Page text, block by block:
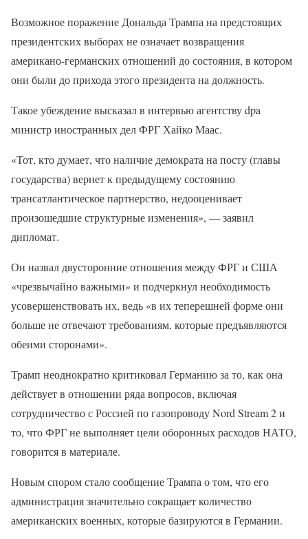
Возможное поражение Дональда Трампа на предстоящих
президентских выборах не означает возвращения
американо-германских отношений до состояния, в котором
они были до прихода этого президента на должность.
Такое убеждение высказал в интервью агентству dpa
министр иностранных дел ФРГ Хайко Маас.
«Тот, кто думает, что наличие демократа на посту (главы
государства) вернет к предыдущему состоянию
трансатлантическое партнерство, недооценивает
произошедшие структурные изменения», — заявил
дипломат.
Он назвал двусторонние отношения между ФРГ и США
«чрезвычайно важными» и подчеркнул необходимость
усовершенствовать их, ведь «в их теперешней форме они
больше не отвечают требованиям, которые предъявляются
обеими сторонами».
Трамп неоднократно критиковал Германию за то, как она
действует в отношении ряда вопросов, включая
сотрудничество с Россией по газопроводу Nord Stream 2 и
то, что ФРГ не выполняет цели оборонных расходов НАТО,
говорится в материале.
Новым спором стало сообщение Трампа о том, что его
администрация значительно сокращает количество
американских военных, которые базируются в Германии.